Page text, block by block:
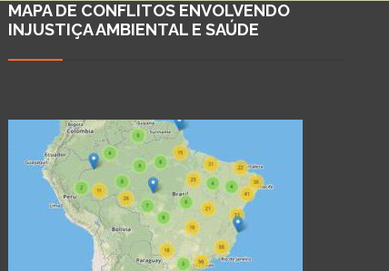
MAPA DE CONFLITOS ENVOLVENDO
INJUSTIÇA AMBIENTAL E SAÚDE